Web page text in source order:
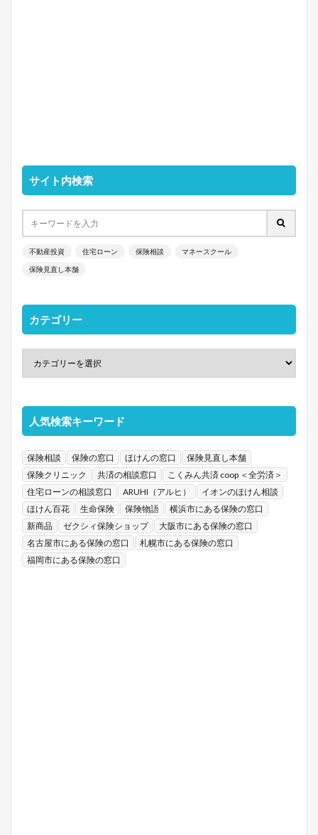
サイト内検索
不動産投資 住宅ローン 保険相談 マネースクール
保険見直し本舗
カテゴリー
人気検索キーワード
保険相談 保険の窓口 ほけんの窓口
保険見直し本舗
保険クリニック
共済の相談窓口
こくみん共済 coop ＜全労済＞
住宅ローンの相談窓口
ARUHI（アルヒ）
イオンのほけん相談
ほけん百花
生命保険 保険物語
横浜市にある保険の窓口
新商品
ゼクシィ保険ショップ
大阪市にある保険の窓口
名古屋市にある保険の窓口
札幌市にある保険の窓口
福岡市にある保険の窓口